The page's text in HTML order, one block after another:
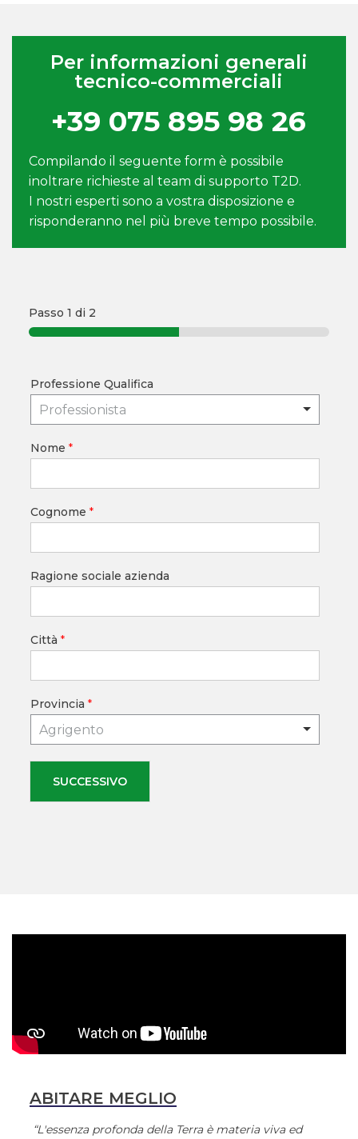
Per informazioni generali
tecnico-commerciali
+39 075 895 98 26
Compilando il seguente form è possibile
inoltrare richieste al team di supporto T2D.
I nostri esperti sono a vostra disposizione e
risponderanno nel più breve tempo possibile.
Passo 1 di 2
Professione Qualifica
Professionista
Nome *
Cognome *
Ragione sociale azienda
Città *
Provincia *
Agrigento
SUCCESSIVO
ABITARE MEGLIO
“L'essenza profonda della Terra è materia viva ed